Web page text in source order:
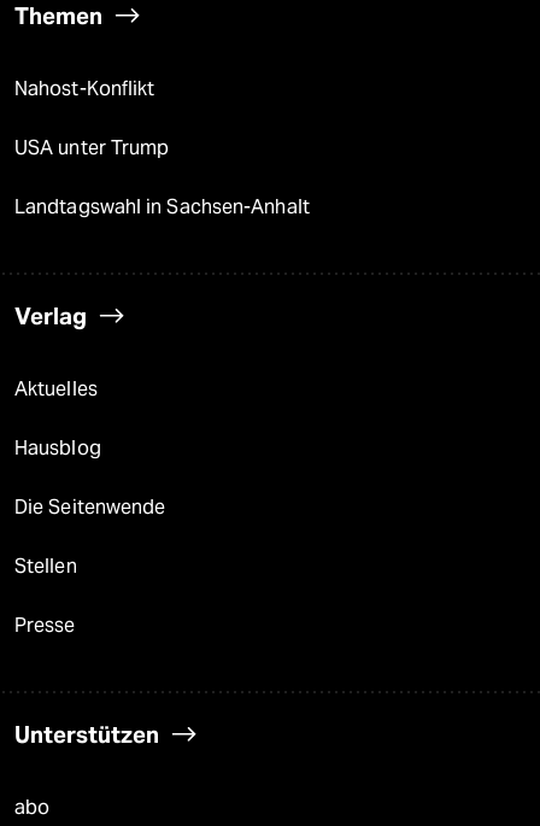
Themen
Nahost-Konflikt
USA unter Trump
Landtagswahl in Sachsen-Anhalt
Verlag
Aktuelles
Hausblog
Die Seitenwende
Stellen
Presse
Unterstützen
abo